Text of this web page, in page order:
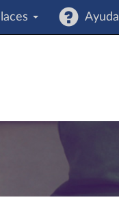
Ayuda